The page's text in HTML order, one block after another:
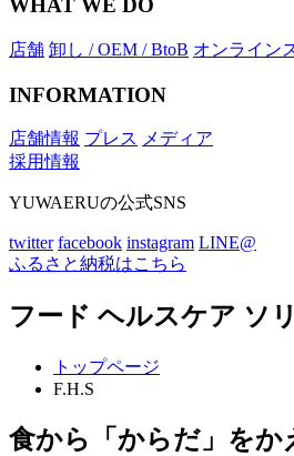
WHAT WE DO
店舗 卸し / OEM / BtoB オンライン
INFORMATION
店舗情報 プレス メディア
採用情報
YUWAERUの公式SNS
twitter facebook instagram LINE@
ふるさと納税はこちら
フード ヘルスケア ソ
トップページ
F.H.S
食から「からだ」をか